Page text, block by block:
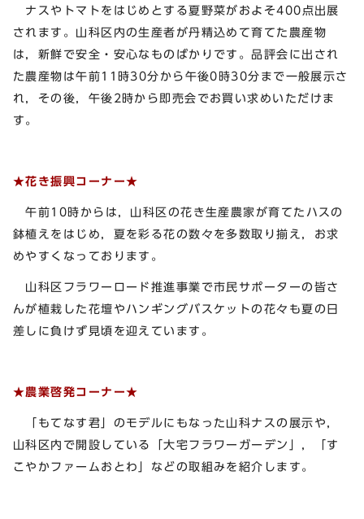
ナスやトマトをはじめとする夏野菜がおよそ400点出展
されます。山科区内の生産者が丹精込めて育てた農産物
は，新鮮で安全・安心なものばかりです。品評会に出され
た農産物は午前11時30分から午後0時30分まで一般展示さ
れ，その後，午後2時から即売会でお買い求めいただけま
す。
★花き振興コーナー★
午前10時からは，山科区の花き生産農家が育てたハスの
鉢植えをはじめ，夏を彩る花の数々を多数取り揃え，お求
めやすくなっております。
山科区フラワーロード推進事業で市民サポーターの皆さ
んが植栽した花壇やハンギングバスケットの花々も夏の日
差しに負けず見頃を迎えています。
★農業啓発コーナー★
「もてなす君」のモデルにもなった山科ナスの展示や，
山科区内で開設している「大宅フラワーガーデン」，「す
こやかファームおとわ」などの取組みを紹介します。